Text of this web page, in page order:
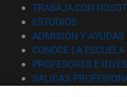
TRABAJA CON
ESTUDIOS
ADMISIÓN Y AYUDAS
CONOCE LA ESCUELA
PROFESORES E
SALIDAS